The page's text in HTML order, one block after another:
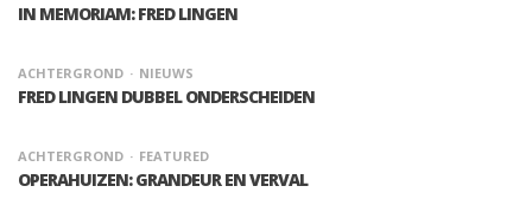
IN MEMORIAM: FRED LINGEN
ACHTERGROND NIEUWS
FRED LINGEN DUBBEL ONDERSCHEIDEN
ACHTERGROND FEATURED
OPERAHUIZEN: GRANDEUR EN VERVAL